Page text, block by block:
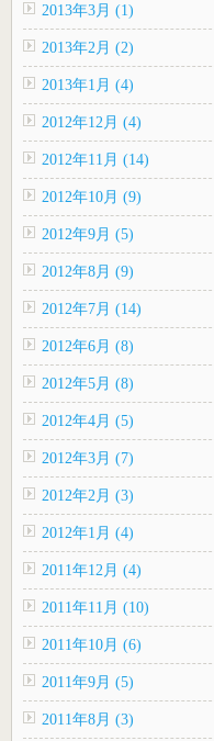
2013年3月 (1)
2013年2月 (2)
2013年1月 (4)
2012年12月 (4)
2012年11月 (14)
2012年10月 (9)
2012年9月 (5)
2012年8月 (9)
2012年7月 (14)
2012年6月 (8)
2012年5月 (8)
2012年4月 (5)
2012年3月 (7)
2012年2月 (3)
2012年1月 (4)
2011年12月 (4)
2011年11月 (10)
2011年10月 (6)
2011年9月 (5)
2011年8月 (3)